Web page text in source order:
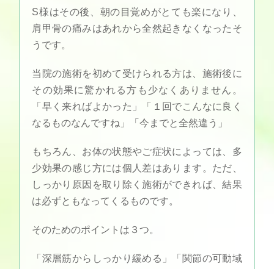
S様はその後、朝の目覚めがとても楽になり、
肩甲骨の痛みはあれから全然起きなくなったそ
うです。
当院の施術を初めて受けられる方は、施術後に
その効果に驚かれる方も少なくありません。
「早く来ればよかった」「１回でこんなに良く
なるものなんですね」「今までと全然違う」
もちろん、お体の状態やご症状によっては、多
少効果の感じ方には個人差はあります。ただ、
しっかり原因を取り除く施術ができれば、結果
は必ずともなってくるものです。
そのためのポイントは３つ。
「深層筋からしっかり緩める」「関節の可動域